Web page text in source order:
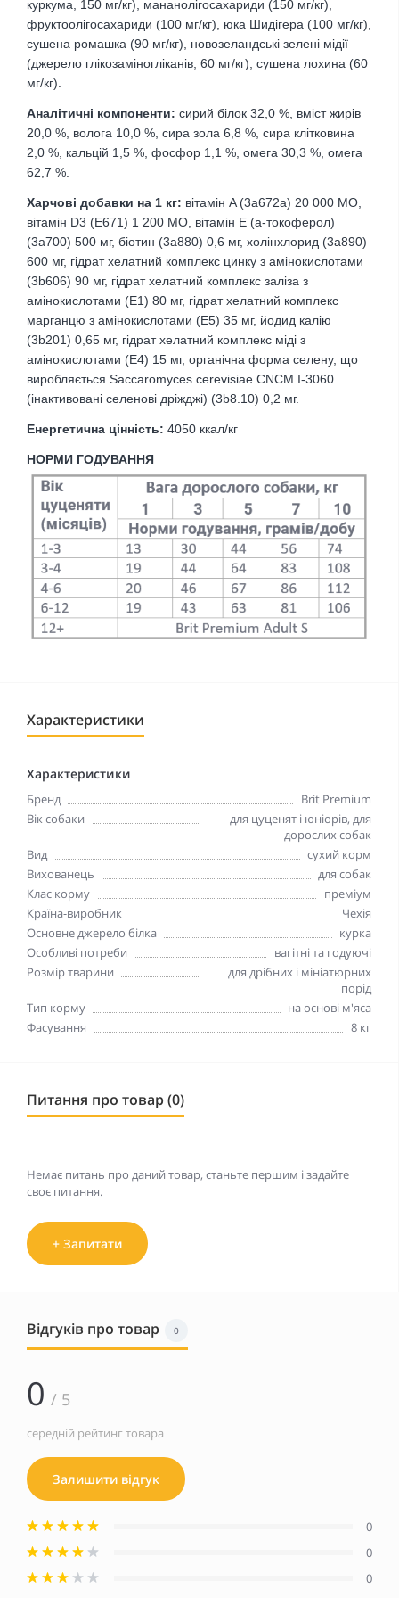
куркума, 150 мг/кг), мананолігосахариди (150 мг/кг),
фруктоолігосахариди (100 мг/кг), юка Шидігера (100 мг/кг),
сушена ромашка (90 мг/кг), новозеландські зелені мідії
(джерело глікозаміногліканів, 60 мг/кг), сушена лохина (60
мг/кг).
Аналітичні компоненти: сирий білок 32,0 %, вміст жирів
20,0 %, волога 10,0 %, сира зола 6,8 %, сира клітковина
2,0 %, кальцій 1,5 %, фосфор 1,1 %, омега 30,3 %, омега
62,7 %.
Харчові добавки на 1 кг: вітамін A (3a672a) 20 000 МО,
вітамін D3 (E671) 1 200 МО, вітамін E (a-токоферол)
(3a700) 500 мг, біотин (3a880) 0,6 мг, холінхлорид (3a890)
600 мг, гідрат хелатний комплекс цинку з амінокислотами
(3b606) 90 мг, гідрат хелатний комплекс заліза з
амінокислотами (Е1) 80 мг, гідрат хелатний комплекс
марганцю з амінокислотами (Е5) 35 мг, йодид калію
(3b201) 0,65 мг, гідрат хелатний комплекс міді з
амінокислотами (Е4) 15 мг, органічна форма селену, що
виробляється Saccaromyces cerevisiae CNCM I-3060
(інактивовані селенові дріжджі) (3b8.10) 0,2 мг.
Енергетична цінність: 4050 ккал/кг
НОРМИ ГОДУВАННЯ
Характеристики
Характеристики
Бренд
Brit Premium
Вік собаки
для цуценят і юніорів, для
дорослих собак
Вид
сухий корм
Вихованець
для собак
Клас корму
преміум
Країна-виробник
Чехія
Основне джерело білка
курка
Особливі потреби
вагітні та годуючі
Розмір тварини
для дрібних і мініатюрних
порід
Тип корму
на основі м'яса
Фасування
8 кг
Питання про товар (0)
Немає питань про даний товар, станьте першим і задайте
своє питання.
+ Запитати
Відгуків про товар 0
0 / 5
середній рейтинг товара
Залишити відгук
0
0
0